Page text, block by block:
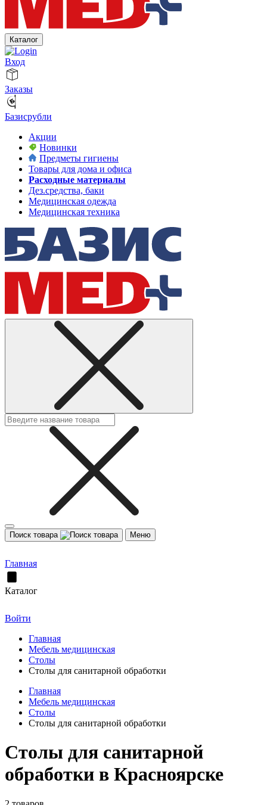
Каталог
Вход
Заказы
Базисрубли
Акции
Новинки
Предметы гигиены
Товары для дома и офиса
Расходные материалы
Дез.средства, баки
Медицинская одежда
Медицинская техника
Поиск товара Меню
Главная
Каталог
Войти
Главная
Мебель медицинская
Столы
Столы для санитарной обработки
Главная
Мебель медицинская
Столы
Столы для санитарной обработки
Столы для санитарной
обработки в Красноярске